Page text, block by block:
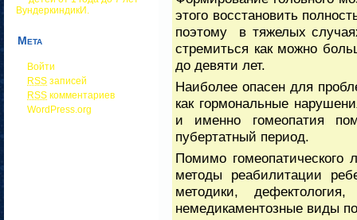
Мета
Войти
RSS записей
RSS комментариев
WordPress.org
этого восстановить
поэтому в тяжелых
стремиться как можно
до девяти лет.
Наиболее опасен для
как гормональные
и именно гомеопатия
пубертатный период.
Помимо гомеопатического
методы реабилитации
методики,
немедикаментозные виды